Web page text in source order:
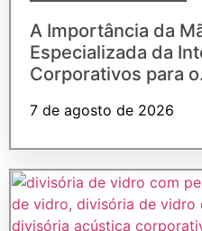
A Importância da
Especializada da
Corporativos para
7 de agosto de 2026